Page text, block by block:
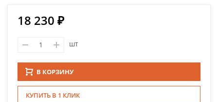
18 230 ₽
шт
В КОРЗИНУ
КУПИТЬ В 1 КЛИК